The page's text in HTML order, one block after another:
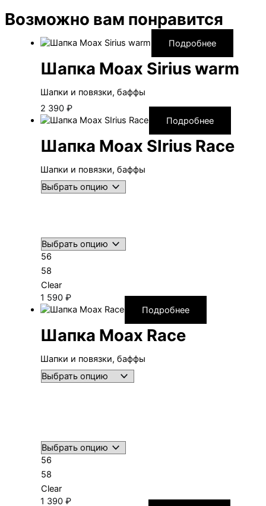
Возможно вам понравится
Подробнее
Шапка Moax Sirius warm
Шапки и повязки, баффы
2 390 ₽
Подробнее
Шапка Moax SIrius Race
Шапки и повязки, баффы
56
58
Clear
1 590 ₽
Подробнее
Шапка Moax Race
Шапки и повязки, баффы
56
58
Clear
1 390 ₽